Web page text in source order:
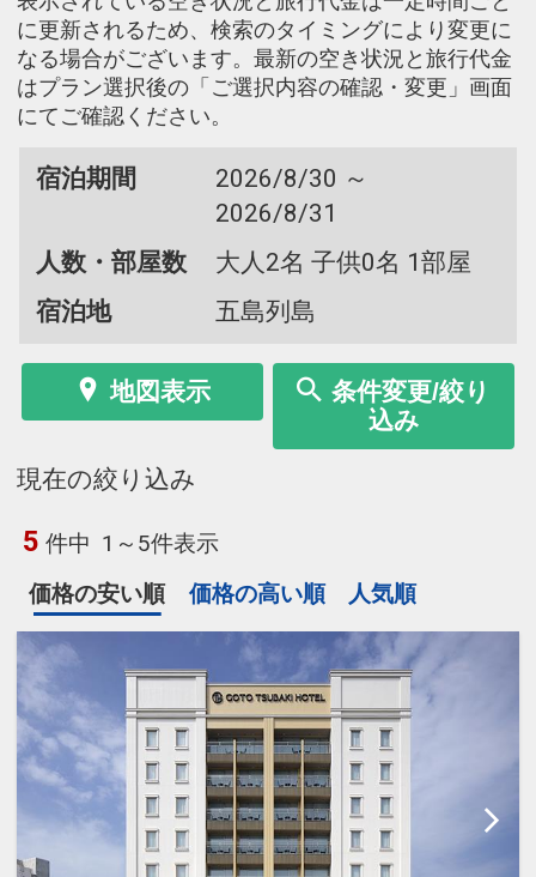
に更新されるため、検索のタイミングにより変更に
なる場合がございます。最新の空き状況と旅行代金
はプラン選択後の「ご選択内容の確認・変更」画面
にてご確認ください。
宿泊期間
2026/8/30 ～
2026/8/31
人数・部屋数
大人2名 子供0名 1部屋
宿泊地
五島列島
地図表示
条件変更/絞り
込み
現在の絞り込み
5 件中 1～5件表示
価格の安い順
価格の高い順 人気順